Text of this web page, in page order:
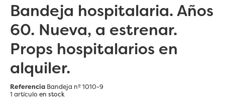
Bandeja hospitalaria. Años
60. Nueva, a estrenar.
Props hospitalarios en
alquiler.
Referencia Bandeja nº 1010-9
1 artículo en stock